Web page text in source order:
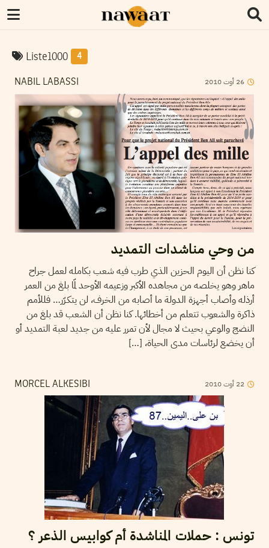
Liste1000 4
NABIL LABASSI 26 أوت2010
من وحي مناشدات التمديد
كنا نظن أن اليوم الحزين الذي طرب فيه شعب بكامله لعمل جراح
ماهر وهو يخلصه من مجاهده الأكبر وزعيمه الأوحد لمّا بلغ من العمر
أرذله وأصاب أجهزة الدولة ما أصابه من الخرف، لن يتكـرّر… فللأمم
ذاكرة والشعوب تتعلم من أخطائها. كنا نظن أن الشعب قد بلغ من
النضج والوعي بحيث لا مجال لأن تمرر عليه من جديد لعبة التمديد أو
أن يخضع لرئاسات مدى الحياة، […]
MORCEL ALKESIBI 22 أوت2010
تونس : حملات المناشدة أم كوابيس الذعر ؟